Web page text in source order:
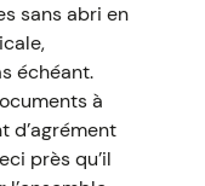
sans abri en
échéant.
à
d’agrément
près qu’il